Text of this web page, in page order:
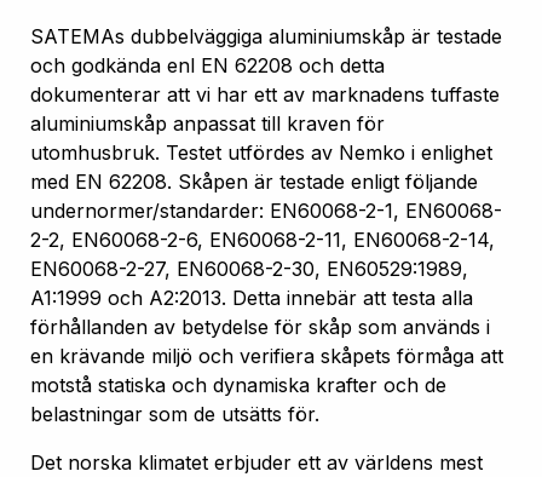
SATEMAs dubbelväggiga aluminiumskåp är testade
och godkända enl EN 62208 och detta
dokumenterar att vi har ett av marknadens tuffaste
aluminiumskåp anpassat till kraven för
utomhusbruk. Testet utfördes av Nemko i enlighet
med EN 62208. Skåpen är testade enligt följande
undernormer/standarder: EN60068-2-1, EN60068-
2-2, EN60068-2-6, EN60068-2-11, EN60068-2-14,
EN60068-2-27, EN60068-2-30, EN60529:1989,
A1:1999 och A2:2013. Detta innebär att testa alla
förhållanden av betydelse för skåp som används i
en krävande miljö och verifiera skåpets förmåga att
motstå statiska och dynamiska krafter och de
belastningar som de utsätts för.
Det norska klimatet erbjuder ett av världens mest